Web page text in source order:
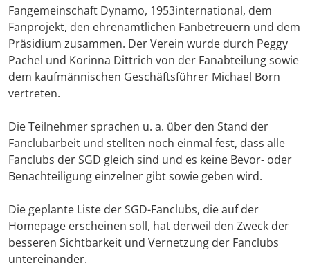
Fangemeinschaft Dynamo, 1953international, dem
Fanprojekt, den ehrenamtlichen Fanbetreuern und dem
Präsidium zusammen. Der Verein wurde durch Peggy
Pachel und Korinna Dittrich von der Fanabteilung sowie
dem kaufmännischen Geschäftsführer Michael Born
vertreten.
Die Teilnehmer sprachen u. a. über den Stand der
Fanclubarbeit und stellten noch einmal fest, dass alle
Fanclubs der SGD gleich sind und es keine Bevor- oder
Benachteiligung einzelner gibt sowie geben wird.
Die geplante Liste der SGD-Fanclubs, die auf der
Homepage erscheinen soll, hat derweil den Zweck der
besseren Sichtbarkeit und Vernetzung der Fanclubs
untereinander.